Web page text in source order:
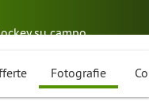
su campo
Fotografie